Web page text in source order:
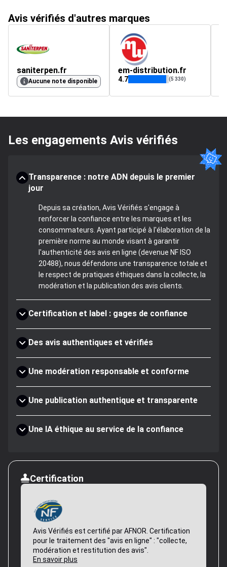
Avis vérifiés d'autres marques
saniterpen.fr
Aucune note disponible
em-distribution.fr
4.7 (5 330)
Les engagements Avis vérifiés
Transparence : notre ADN depuis le premier
jour
Depuis sa création, Avis Vérifiés s'engage à
renforcer la confiance entre les marques et les
consommateurs. Ayant participé à l'élaboration de la
première norme au monde visant à garantir
l'authenticité des avis en ligne (devenue NF ISO
20488), nous défendons une transparence totale et
le respect de pratiques éthiques dans la collecte, la
modération et la publication des avis clients.
Certification et label : gages de confiance
Des avis authentiques et vérifiés
Une modération responsable et conforme
Une publication authentique et transparente
Une IA éthique au service de la confiance
Certification
Avis Vérifiés est certifié par AFNOR. Certification
pour le traitement des "avis en ligne" : "collecte,
modération et restitution des avis".
En savoir plus